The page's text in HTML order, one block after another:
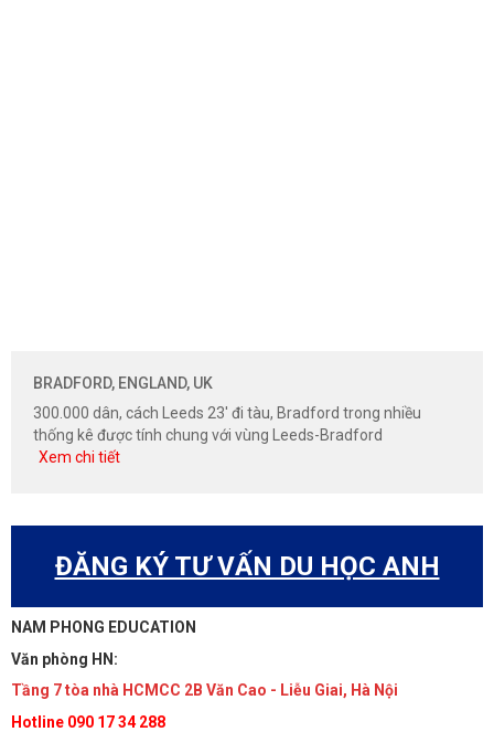
BRADFORD, ENGLAND, UK
300.000 dân, cách Leeds 23' đi tàu, Bradford trong nhiều
thống kê được tính chung với vùng Leeds-Bradford
Xem chi tiết
ĐĂNG KÝ TƯ VẤN DU HỌC ANH
NAM PHONG EDUCATION
Văn phòng HN:
Tầng 7 tòa nhà HCMCC 2B Văn Cao - Liễu Giai, Hà Nội
Hotline 090 17 34 288